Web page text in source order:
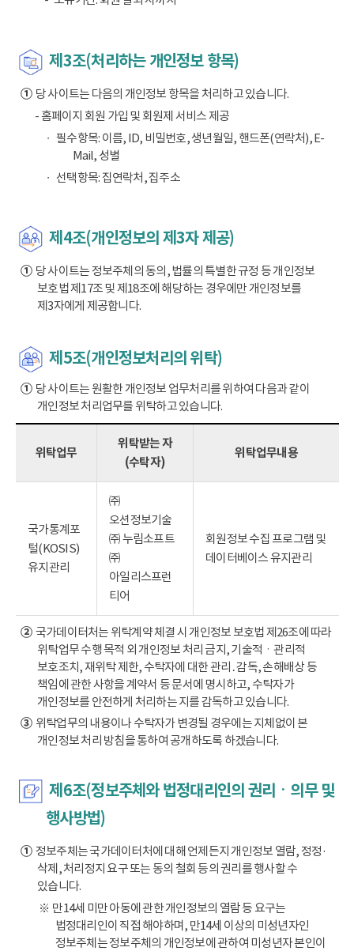
제3조(처리하는 개인정보 항목)
①당 사이트는 다음의 개인정보 항목을 처리하고 있습니다.
- 홈페이지 회원 가입 및 회원제 서비스 제공
필수항목: 이름, ID, 비밀번호, 생년월일, 핸드폰(연락처), E-
Mail, 성별
선택항목: 집연락처, 집주소
제4조(개인정보의 제3자 제공)
①당 사이트는 정보주체의 동의, 법률의 특별한 규정 등 개인정보
보호법 제17조 및 제18조에 해당하는 경우에만 개인정보를
제3자에게 제공합니다.
제5조(개인정보처리의 위탁)
①당 사이트는 원활한 개인정보 업무처리를 위하여 다음과 같이
개인정보 처리업무를 위탁하고 있습니다.
위탁업무
위탁받는 자
(수탁자)
위탁업무내용
국가통계포
털(KOSIS)
유지관리
㈜
오션정보기술
㈜ 누림소프트
㈜
아일리스프런
티어
회원정보 수집 프로그램 및
데이터베이스 유지관리
②국가데이터처는 위탁계약 체결 시 개인정보 보호법 제26조에 따라
위탁업무 수행 목적 외 개인정보 처리 금지, 기술적ㆍ관리적
보호조치, 재위탁 제한, 수탁자에 대한 관리․감독, 손해배상 등
책임에 관한 사항을 계약서 등 문서에 명시하고, 수탁자가
개인정보를 안전하게 처리하는 지를 감독하고 있습니다.
③위탁업무의 내용이나 수탁자가 변경될 경우에는 지체없이 본
개인정보 처리 방침을 통하여 공개하도록 하겠습니다.
제6조(정보주체와 법정대리인의 권리ㆍ의무 및
행사방법)
①정보주체는 국가데이터처에 대해 언제든지 개인정보 열람, 정정·
삭제, 처리정지 요구 또는 동의 철회 등의 권리를 행사할 수
있습니다.
※ 만14세 미만 아동에 관한 개인정보의 열람 등 요구는
법정대리인이 직접 해야하며, 만14세 이상의 미성년자인
정보주체는 정보주체의 개인정보에 관하여 미성년자 본인이